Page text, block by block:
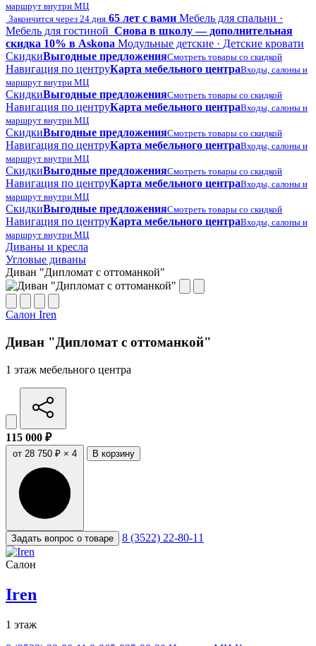
маршрут внутри МЦ
Закончится через 24 дня 65 лет с вами Мебель для спальни ·
Мебель для гостиной Снова в школу — дополнительная
скидка 10% в Askona Модульные детские · Детские кровати
СкидкиВыгодные предложенияСмотреть товары со скидкой
Навигация по центруКарта мебельного центраВходы, салоны и
маршрут внутри МЦ
СкидкиВыгодные предложенияСмотреть товары со скидкой
Навигация по центруКарта мебельного центраВходы, салоны и
маршрут внутри МЦ
СкидкиВыгодные предложенияСмотреть товары со скидкой
Навигация по центруКарта мебельного центраВходы, салоны и
маршрут внутри МЦ
СкидкиВыгодные предложенияСмотреть товары со скидкой
Навигация по центруКарта мебельного центраВходы, салоны и
маршрут внутри МЦ
СкидкиВыгодные предложенияСмотреть товары со скидкой
Навигация по центруКарта мебельного центраВходы, салоны и
маршрут внутри МЦ
Диваны и кресла
Угловые диваны
Диван "Дипломат с оттоманкой"
Салон Iren
Диван "Дипломат с оттоманкой"
1 этаж мебельного центра
115 000 ₽
от 28 750 ₽ × 4 В корзину
Задать вопрос о товаре 8 (3522) 22-80-11
Салон
Iren
1 этаж